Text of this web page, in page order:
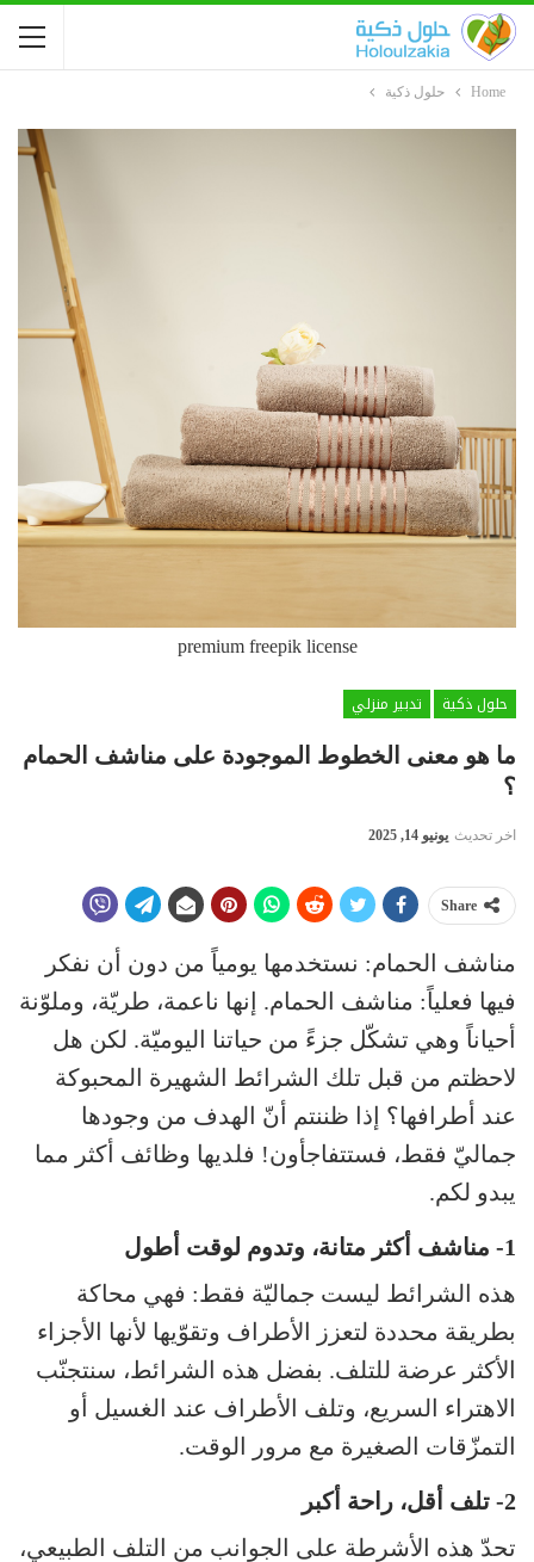
Home حلول ذكية
premium freepik license
حلول ذكية
تدبير منزلي
ما هو معنى الخطوط الموجودة على مناشف الحمام
؟
اخر تحديث يونيو 14, 2025
Share
مناشف الحمام: نستخدمها يومياً من دون أن نفكر
فيها فعلياً: مناشف الحمام. إنها ناعمة، طريّة، وملوّنة
أحياناً وهي تشكّل جزءً من حياتنا اليوميّة. لكن هل
لاحظتم من قبل تلك الشرائط الشهيرة المحبوكة
عند أطرافها؟ إذا ظننتم أنّ الهدف من وجودها
جماليّ فقط، فستتفاجأون! فلديها وظائف أكثر مما
يبدو لكم.
1- مناشف أكثر متانة، وتدوم لوقت أطول
هذه الشرائط ليست جماليّة فقط: فهي محاكة
بطريقة محددة لتعزز الأطراف وتقوّيها لأنها الأجزاء
الأكثر عرضة للتلف. بفضل هذه الشرائط، سنتجنّب
الاهتراء السريع، وتلف الأطراف عند الغسيل أو
التمزّقات الصغيرة مع مرور الوقت.
2- تلف أقل، راحة أكبر
تحدّ هذه الأشرطة على الجوانب من التلف الطبيعي،